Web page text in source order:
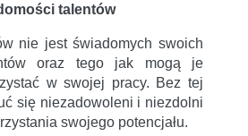
talentów
nie jest świadomych swoich
oraz tego jak mogą je
w swojej pracy. Bez tej
się niezadowoleni i niezdolni
swojego potencjału.